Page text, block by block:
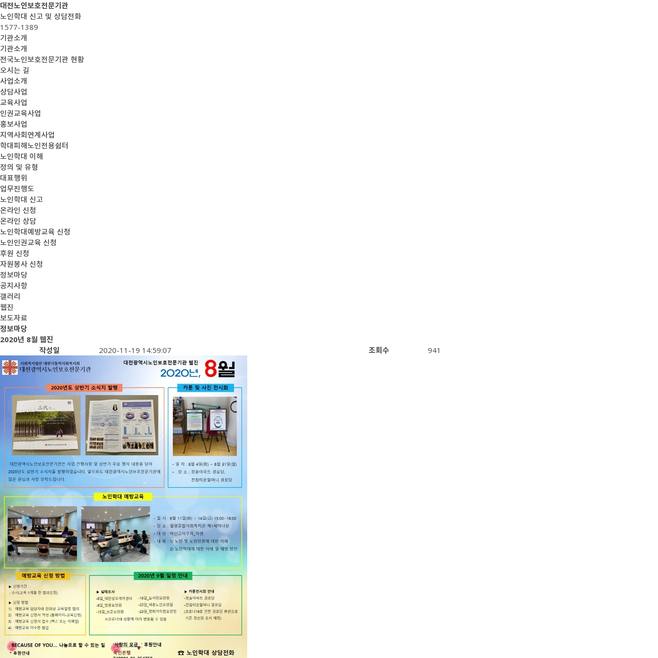
대전노인보호전문기관
노인학대 신고 및 상담전화
1577-1389
기관소개
기관소개
전국노인보호전문기관 현황
오시는 길
사업소개
상담사업
교육사업
인권교육사업
홍보사업
지역사회연계사업
학대피해노인전용쉼터
노인학대 이해
정의 및 유형
대표행위
업무진행도
노인학대 신고
온라인 신청
온라인 상담
노인학대예방교육 신청
노인인권교육 신청
후원 신청
자원봉사 신청
정보마당
공지사항
갤러리
웹진
보도자료
정보마당
2020년 8월 웹진
작성일
2020-11-19 14:59:07 조회수 941